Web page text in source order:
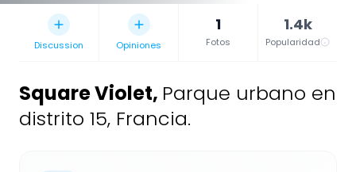
Discussion Opiniones
1
Fotos
1.4k
Popularidad
Square Violet, Parque urbano en
distrito 15, Francia.